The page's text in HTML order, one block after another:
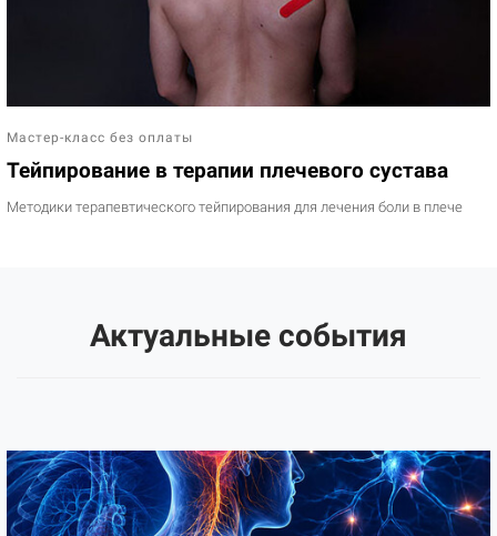
Мастер-класс без оплаты
Тейпирование в терапии плечевого сустава
Методики терапевтического тейпирования для лечения боли в плече
Актуальные события